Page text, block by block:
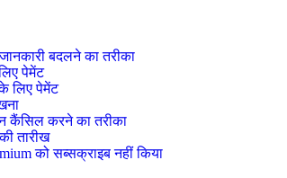
बदलने का तरीका
पेमेंट
लिए पेमेंट
कैंसिल करने का तरीका
तारीख
को सब्सक्राइब नहीं किया